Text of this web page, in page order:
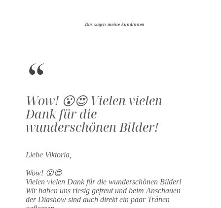
Das sagen meine kundinnen
Wow! 😮😍 Vielen vielen
Dank für die
wunderschönen Bilder!
Liebe Viktoria,
Wow! 😮😍
Vielen vielen Dank für die wunderschönen Bilder!
Wir haben uns riesig gefreut und beim Anschauen
der Diashow sind auch direkt ein paar Tränen